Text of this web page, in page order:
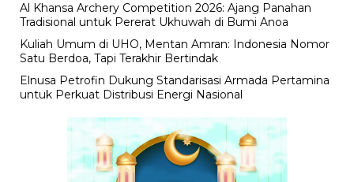
Al Khansa Archery Competition 2026: Ajang Panahan
Tradisional untuk Pererat Ukhuwah di Bumi Anoa
Kuliah Umum di UHO, Mentan Amran: Indonesia Nomor
Satu Berdoa, Tapi Terakhir Bertindak
Elnusa Petrofin Dukung Standarisasi Armada Pertamina
untuk Perkuat Distribusi Energi Nasional